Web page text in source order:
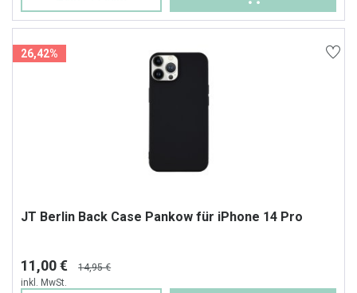
26,42%
JT Berlin Back Case Pankow für iPhone 14 Pro
11,00 €
14,95 €
inkl. MwSt.